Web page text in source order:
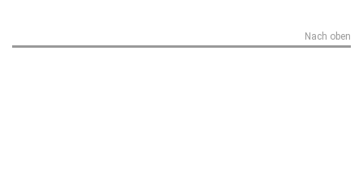
Nach oben